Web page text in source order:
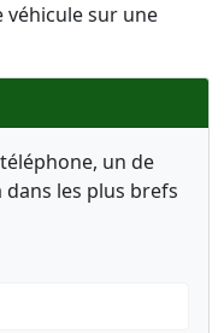
véhicule sur une
un de
les plus brefs